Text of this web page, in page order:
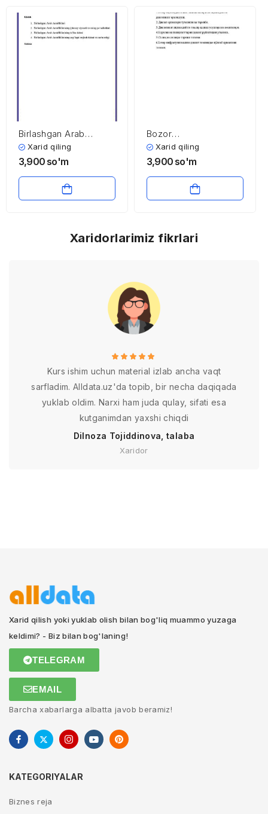
Birlashgan Arab
Amirliklarining ijtimoiy
soha iqtisodiyoti
Xarid qiling
3,900 so'm
Bozor
infratuzilmasining
rivojlanishida
Xarid qiling
3,900 so'm
Xaridorlarimiz fikrlari
Kurs ishim uchun material izlab ancha vaqt
sarfladim. Alldata.uz'da topib, bir necha daqiqada
yuklab oldim. Narxi ham juda qulay, sifati esa
kutganimdan yaxshi chiqdi
Dilnoza Tojiddinova, talaba
Xaridor
Xarid qilish yoki yuklab olish bilan bog'liq muammo yuzaga
keldimi? - Biz bilan bog'laning!
TELEGRAM
EMAIL
Barcha xabarlarga albatta javob beramiz!
KATEGORIYALAR
Biznes reja